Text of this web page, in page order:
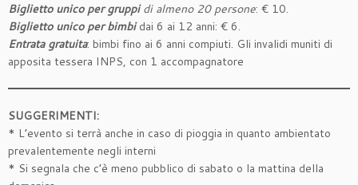
Biglietto unico per gruppidi almeno 20 persone: € 10.
Biglietto unico per bimbidai 6 ai 12 anni: € 6.
Entrata gratuita: bimbi fino ai 6 anni compiuti. Gli invalidi muniti di
apposita tessera INPS, con 1 accompagnatore
SUGGERIMENTI:
* L’evento si terrà anche in caso di pioggia in quanto ambientato
prevalentemente negli interni
* Si segnala che c’è meno pubblico di sabato o la mattina della